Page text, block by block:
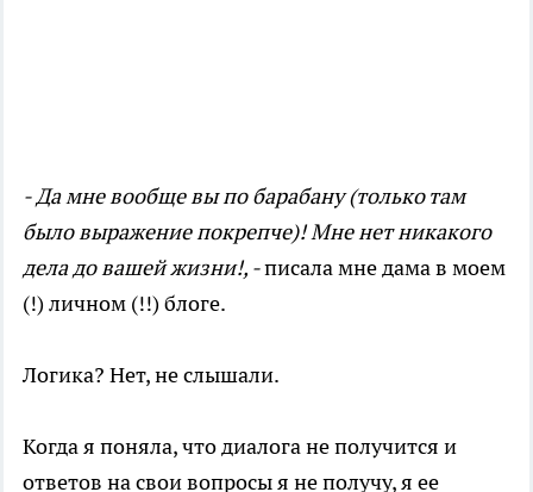
- Да мне вообще вы по барабану (только там
было выражение покрепче)! Мне нет никакого
дела до вашей жизни!, -писала мне дама в моем
(!) личном (!!) блоге.
Логика? Нет, не слышали.
Когда я поняла, что диалога не получится и
ответов на свои вопросы я не получу, я ее